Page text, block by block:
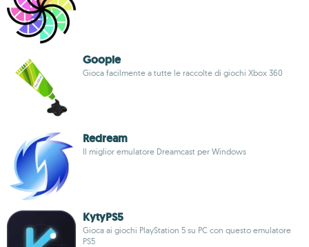
Goopie
Gioca facilmente a tutte le raccolte di giochi Xbox 360
Redream
Il miglior emulatore Dreamcast per Windows
KytyPS5
Gioca ai giochi PlayStation 5 su PC con questo emulatore
PS5